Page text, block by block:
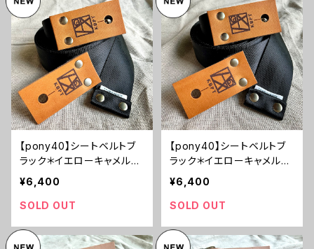
【pony40】シートベルトブ
ラック＊イエローキャメルレ
ザー＊ニッケル金具【psbyc
mn22】
¥6,400
SOLD OUT
【pony40】シートベルトブ
ラック＊イエローキャメルレ
ザー＊ニッケル金具【psbyc
mn21】
¥6,400
SOLD OUT